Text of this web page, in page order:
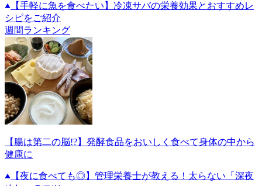
【手軽に魚を食べたい】冷凍サバの栄養効果とおすすめレ
シピをご紹介
週間ランキング
【腸は第二の脳!?】発酵食品をおいしく食べて身体の中から
健康に
【夜に食べても◎】管理栄養士が教える！太らない「深夜